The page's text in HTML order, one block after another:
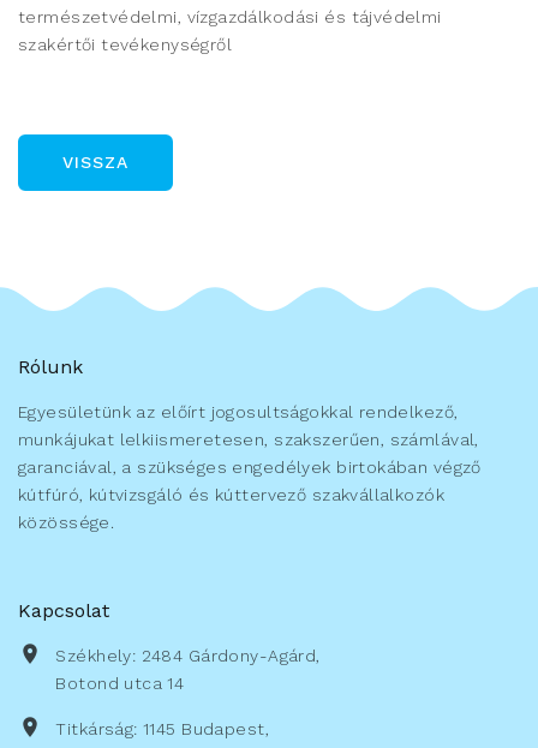
természetvédelmi, vízgazdálkodási és tájvédelmi
szakértői tevékenységről
VISSZA
Rólunk
Egyesületünk az előírt jogosultságokkal rendelkező,
munkájukat lelkiismeretesen, szakszerűen, számlával,
garanciával, a szükséges engedélyek birtokában végző
kútfúró, kútvizsgáló és kúttervező szakvállalkozók
közössége.
Kapcsolat
Székhely: 2484 Gárdony-Agárd,
Botond utca 14
Titkárság: 1145 Budapest,